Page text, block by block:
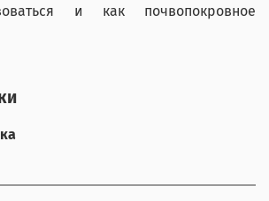
и как почвопокровное